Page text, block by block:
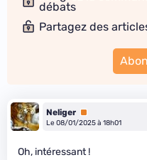
débats
Partagez des
Neliger Premium
Le 08/01/2025 à 18h01
Oh, intéressant !